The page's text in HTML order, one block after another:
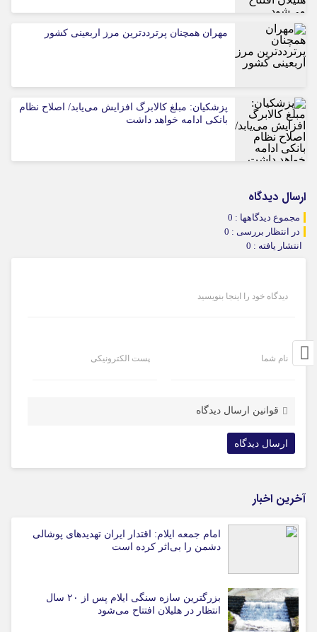
مهران همچنان پرترددترین مرز اربعینی کشور
پزشکیان: مبلغ کالابرگ افزایش می‌یابد/ اصلاح نظام
بانکی ادامه خواهد داشت
ارسال دیدگاه
مجموع دیدگاهها : 0
در انتظار بررسی : 0
انتشار یافته : 0
دیدگاه خود را اینجا بنویسید
نام شما پست الکترونیکی
قوانین ارسال دیدگاه
آخرین اخبار
امام جمعه ایلام: اقتدار ایران تهدیدهای پوشالی
دشمن را بی‌اثر کرده است
بزرگترین سازه سنگی ایلام پس از ۲۰ سال
انتظار در هلیلان افتتاح می‌شود